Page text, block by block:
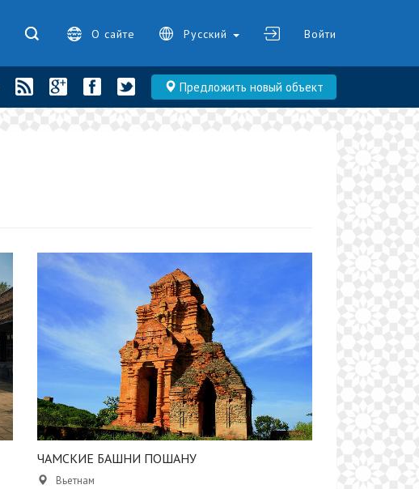
О сайте Русский Войти
Предложить новый объект
​ЧАМСКИЕ БАШНИ ПОШАНУ
Вьетнам